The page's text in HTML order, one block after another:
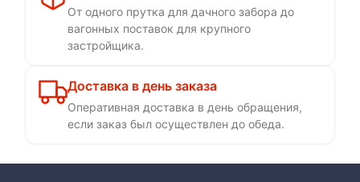
От одного прутка для дачного забора до
вагонных поставок для крупного
застройщика.
Доставка в день заказа
Оперативная доставка в день обращения,
если заказ был осуществлен до обеда.